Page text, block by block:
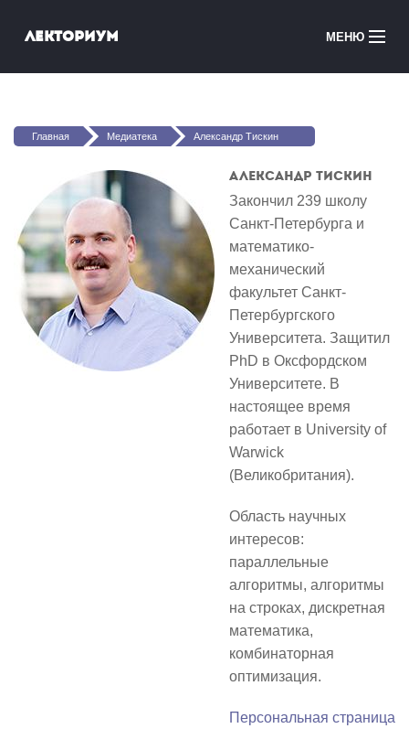
Лекториум МЕНЮ
Медиатека
Онлайн-школы
Courses in English
Вы здесь
Главная Медиатека Александр Тискин
Александр Тискин
Закончил 239 школу
Санкт-Петербурга и
математико-
механический
факультет Санкт-
Петербургского
Университета. Защитил
PhD в Оксфордском
Университете. В
настоящее время
работает в University of
Warwick
(Великобритания).
Область научных
интересов:
параллельные
алгоритмы, алгоритмы
на строках, дискретная
математика,
комбинаторная
оптимизация.
Персональная страница